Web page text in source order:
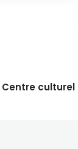
Centre